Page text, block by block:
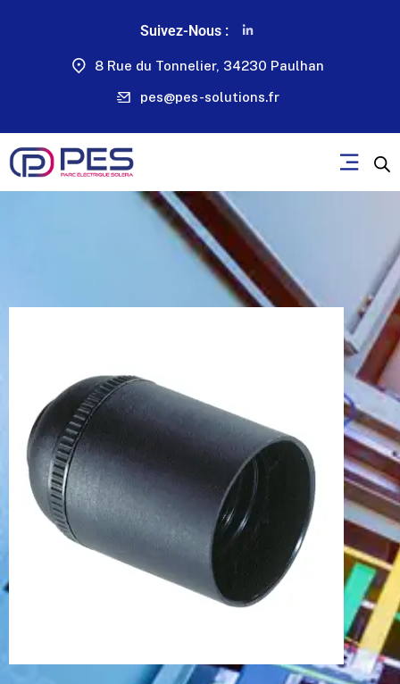
Suivez-Nous :
8 Rue du Tonnelier, 34230 Paulhan
pes@pes-solutions.fr